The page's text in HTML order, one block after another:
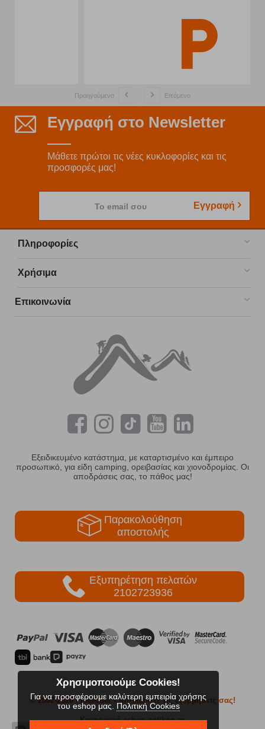
Προηγούμενο Επόμενο
Εγγραφή στο Newsletter
Μάθετε πρώτοι τις νέες κυκλοφορίες και τις
προσφορές μας!
Το email σου Εγγραφή
Πληροφορίες
Χρήσιμα
Επικοινωνία
Εξειδικευμένο κατάστημα, με καταρτισμένο και έμπειρο
προσωπικό, για είδη camping, ορειβασίας και χιονοδρομίας. Οι
αποδράσεις σας, το πάθος μας!
Παρακολούθηση
αποστολής
Εξυπηρέτηση πελατών
2102723936
© 2002-2026 FreeRider- Απολαύστε τις εξορμήσεις σας!
Κατασκευή eshop netikon.gr
Χρησιμοποιούμε Cookies!
Για να προσφέρουμε καλύτερη εμπειρία χρήσης
του eshop μας. Πολιτική Cookies